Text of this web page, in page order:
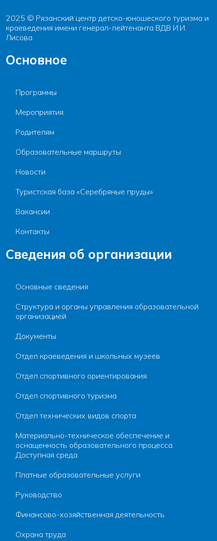
2025 © Рязанский центр детско-юношеского туризма и
краеведения имени генерал-лейтенанта ВДВ И.И.
Лисова.
Основное
Программы
Мероприятия
Родителям
Образовательные маршруты
Новости
Туристская база «Серебряные пруды»
Вакансии
Контакты
Сведения об организации
Основные сведения
Структура и органы управления образовательной
организацией
Документы
Отдел краеведения и школьных музеев
Отдел спортивного ориентирования
Отдел спортивного туризма
Отдел технических видов спорта
Материально-техническое обеспечение и
оснащенность образовательного процесса.
Доступная среда
Платные образовательные услуги
Руководство
Финансово-хозяйственная деятельность
Охрана труда